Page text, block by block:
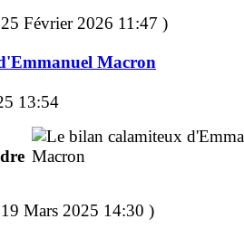
Février 2026 11:47 )
Macron
13:54
Mars 2025 14:30 )